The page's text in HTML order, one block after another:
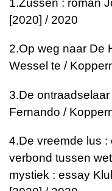
1.Zussen : roman
[2020] / 2020
2.Op weg naar De
Wessel te /
3.De
Fernando /
4.De vreemde lus
verbond tussen
mystiek : essay